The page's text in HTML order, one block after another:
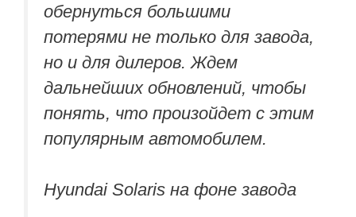
обернуться большими
потерями не только для завода,
но и для дилеров. Ждем
дальнейших обновлений, чтобы
понять, что произойдет с этим
популярным автомобилем.
Hyundai Solaris на фоне завода